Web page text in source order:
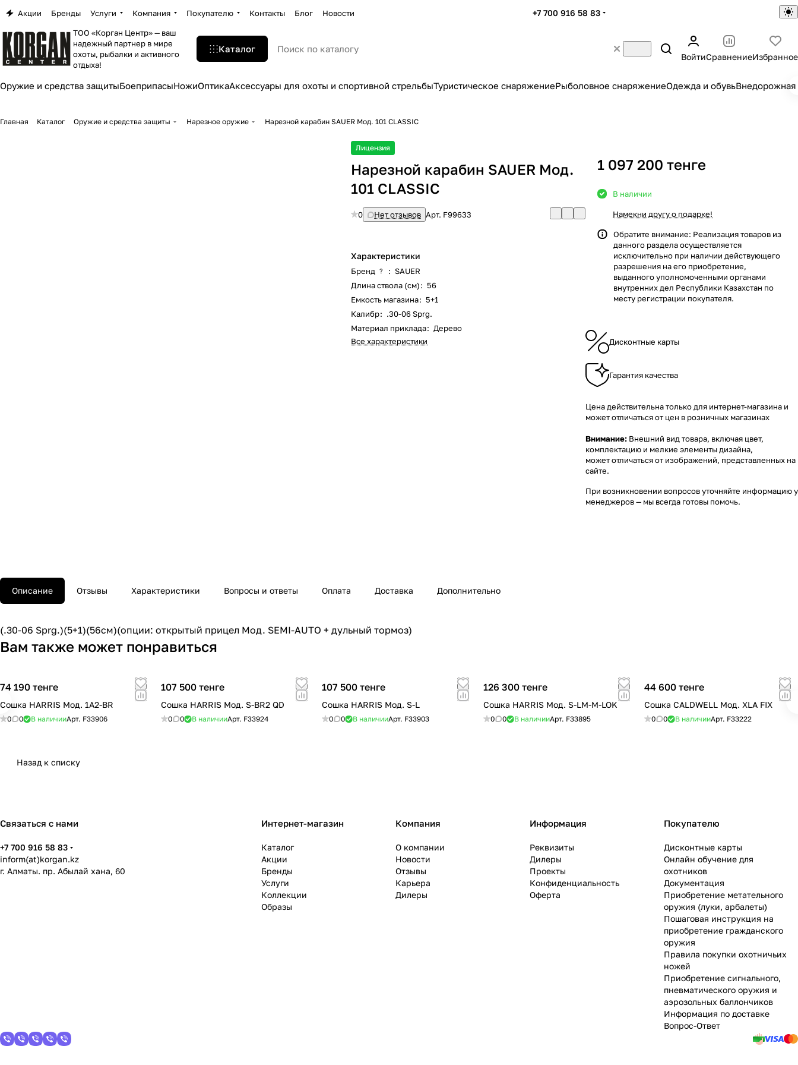
Акции Бренды Услуги Компания Покупателю Контакты Блог Новости +7 700 916 58 83
ТОО «Корган Центр» — ваш
надежный партнер в мире
охоты, рыбалки и активного
отдыха!
Каталог
ВойтиСравнениеИзбранное
Оружие и средства защитыБоеприпасыНожиОптикаАксессуары для охоты и спортивной стрельбыТуристическое снаряжениеРыболовное снаряжениеОдежда и обувьВнедорожная
Главная Каталог Оружие и средства защиты Нарезное оружие Нарезной карабин SAUER Мод. 101 CLASSIC
Лицензия
Нарезной карабин SAUER Мод.
101 CLASSIC
0 Нет отзывов Арт. F99633
Характеристики
Бренд ? : SAUER
Длина ствола (см): 56
Емкость магазина: 5+1
Калибр: .30-06 Sprg.
Материал приклада: Дерево
Все характеристики
1 097 200 тенге
В наличии
Намекни другу о подарке!
Обратите внимание: Реализация товаров из
данного раздела осуществляется
исключительно при наличии действующего
разрешения на его приобретение,
выданного уполномоченными органами
внутренних дел Республики Казахстан по
месту регистрации покупателя.
Дисконтные карты
Гарантия качества
Цена действительна только для интернет-магазина и
может отличаться от цен в розничных магазинах
Внимание: Внешний вид товара, включая цвет,
комплектацию и мелкие элементы дизайна,
может отличаться от изображений, представленных на
сайте.
При возникновении вопросов уточняйте информацию у
менеджеров— мы всегда готовы помочь.
Описание Отзывы Характеристики Вопросы и ответы Оплата Доставка Дополнительно
(.30-06 Sprg.)(5+1)(56см)(опции: открытый прицел Мод. SEMI-AUTO + дульный тормоз)
Вам также может понравиться
74 190 тенге
Сошка HARRIS Мод. 1A2-BR
0 0 В наличииАрт. F33906
107 500 тенге
Сошка HARRIS Мод. S-BR2 QD
0 0 В наличииАрт. F33924
107 500 тенге
Сошка HARRIS Мод. S-L
0 0 В наличииАрт. F33903
126 300 тенге
Сошка HARRIS Мод. S-LM-M-LOK
0 0 В наличииАрт. F33895
44 600 тенге
Сошка CALDWELL Мод. XLA FIX
0 0 В наличииАрт. F33222
Назад к списку
Связаться с нами
+7 700 916 58 83
inform(at)korgan.kz
г. Алматы. пр. Абылай хана, 60
Интернет-магазин
Каталог
Акции
Бренды
Услуги
Коллекции
Образы
Компания
О компании
Новости
Отзывы
Карьера
Дилеры
Информация
Реквизиты
Дилеры
Проекты
Конфиденциальность
Оферта
Покупателю
Дисконтные карты
Онлайн обучение для
охотников
Документация
Приобретение метательного
оружия (луки, арбалеты)
Пошаговая инструкция на
приобретение гражданского
оружия
Правила покупки охотничьих
ножей
Приобретение сигнального,
пневматического оружия и
аэрозольных баллончиков
Информация по доставке
Вопрос-Ответ